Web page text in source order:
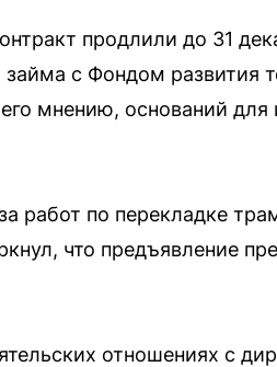
продлили до 31
займа с Фондом развития
мнению, оснований для
работ по перекладке
что предъявление
отношениях с